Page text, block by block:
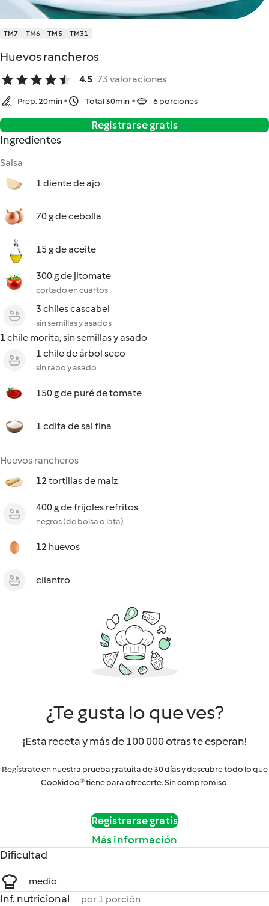
TM7 TM6 TM5 TM31
Huevos rancheros
4.5 73 valoraciones
Prep. 20min Total 30min 6 porciones
Registrarse gratis
Ingredientes
Salsa
1 diente de ajo
70 g de cebolla
15 g de aceite
300 g de jitomate
cortado en cuartos
3 chiles cascabel
sin semillas y asados
1 chile morita, sin semillas y asado
1 chile de árbol seco
sin rabo y asado
150 g de puré de tomate
1 cdita de sal fina
Huevos rancheros
12 tortillas de maíz
400 g de frijoles refritos
negros (de bolsa o lata)
12 huevos
cilantro
¿Te gusta lo que ves?
¡Esta receta y más de 100 000 otras te esperan!
Regístrate en nuestra prueba gratuita de 30 días y descubre todo lo que
Cookidoo® tiene para ofrecerte. Sin compromiso.
Registrarse gratis
Más información
Dificultad
medio
Inf. nutricional por 1 porción